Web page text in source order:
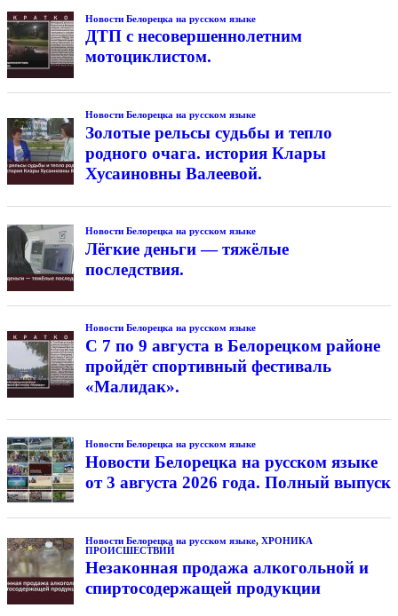
Новости Белорецка на русском языке
ДТП с несовершеннолетним
мотоциклистом.
Новости Белорецка на русском языке
Золотые рельсы судьбы и тепло
родного очага. история Клары
Хусаиновны Валеевой.
Новости Белорецка на русском языке
Лёгкие деньги — тяжёлые
последствия.
Новости Белорецка на русском языке
С 7 по 9 августа в Белорецком районе
пройдёт спортивный фестиваль
«Малидак».
Новости Белорецка на русском языке
Новости Белорецка на русском языке
от 3 августа 2026 года. Полный выпуск
Новости Белорецка на русском языке, ХРОНИКА
ПРОИСШЕСТВИЙ
Незаконная продажа алкогольной и
спиртосодержащей продукции